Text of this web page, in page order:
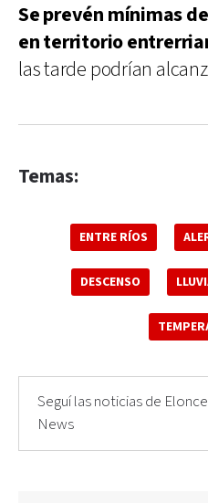
Se prevén mínimas
en territorio
las tarde podrían
Temas:
ENTRE RÍOS
DESCENSO
Seguí las noticias de
News